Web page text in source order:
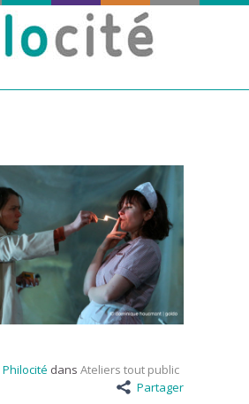
Philocité dans Ateliers tout public
Partager